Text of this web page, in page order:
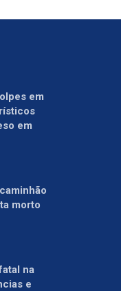
em
em
morto
na
e